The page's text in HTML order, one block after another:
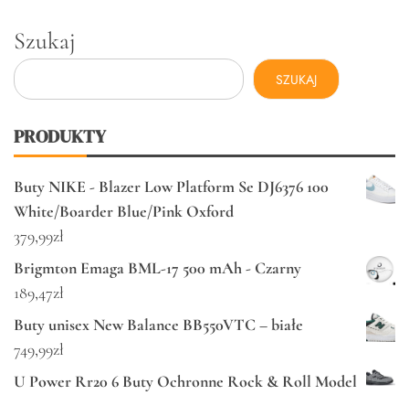
Szukaj
SZUKAJ
PRODUKTY
Buty NIKE - Blazer Low Platform Se DJ6376 100
White/Boarder Blue/Pink Oxford
379,99zł
Brigmton Emaga BML-17 500 mAh - Czarny
189,47zł
Buty unisex New Balance BB550VTC – białe
749,99zł
U Power Rr20 6 Buty Ochronne Rock & Roll Model